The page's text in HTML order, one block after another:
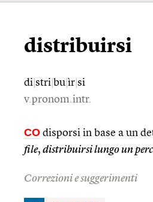
distribuirsi
di stri bu ìr si
v.pronom.intr.
CO disporsi in base a un
file, distribuirsi lungo un
Correzioni e suggerimenti